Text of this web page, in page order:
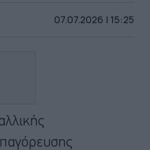
07.07.2026 | 15:25